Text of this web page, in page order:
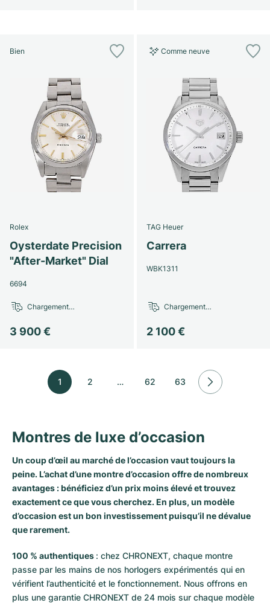
Bien
Rolex
Oysterdate Precision
"After-Market" Dial
6694
3 900 €
Chargement…
Comme neuve
TAG Heuer
Carrera
WBK1311
2 100 €
Chargement…
1 2 … 62 63
Montres de luxe d’occasion
Un coup d’œil au marché de l’occasion vaut toujours la
peine. L’achat d’une montre d’occasion offre de nombreux
avantages : bénéficiez d’un prix moins élevé et trouvez
exactement ce que vous cherchez. En plus, un modèle
d’occasion est un bon investissement puisqu’il ne dévalue
que rarement.
100 % authentiques : chez CHRONEXT, chaque montre
passe par les mains de nos horlogers expérimentés qui en
vérifient l’authenticité et le fonctionnement. Nous offrons en
plus une garantie CHRONEXT de 24 mois sur chaque modèle